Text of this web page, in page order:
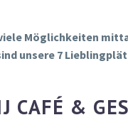
Möglichkeiten
unsere 7
CAFÉ &